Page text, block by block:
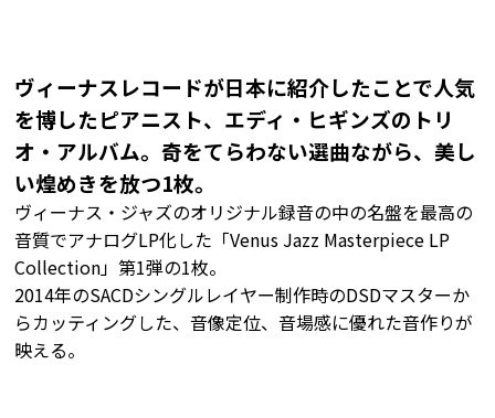
ヴィーナスレコードが日本に紹介したことで人気
を博したピアニスト、エディ・ヒギンズのトリ
オ・アルバム。奇をてらわない選曲ながら、美し
い煌めきを放つ1枚。
ヴィーナス・ジャズのオリジナル録音の中の名盤を最高の
音質でアナログLP化した「Venus Jazz Masterpiece LP
Collection」第1弾の1枚。
2014年のSACDシングルレイヤー制作時のDSDマスターか
らカッティングした、音像定位、音場感に優れた音作りが
映える。